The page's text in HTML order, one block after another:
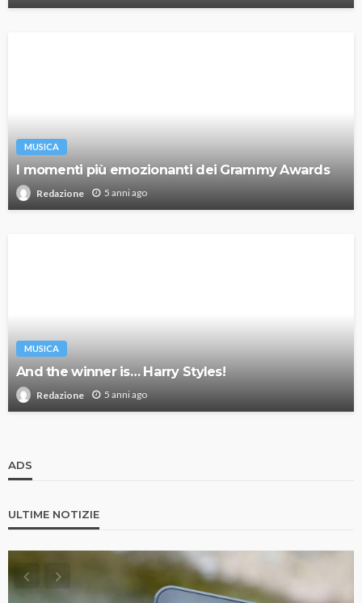
MUSICA
I momenti più emozionanti dei Grammy Awards
Redazione 5 anni ago
MUSICA
And the winner is… Harry Styles!
Redazione 5 anni ago
ADS
ULTIME NOTIZIE